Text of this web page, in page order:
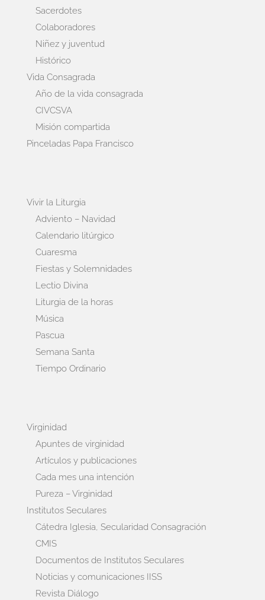
Sacerdotes
Colaboradores
Niñez y juventud
Histórico
Vida Consagrada
Año de la vida consagrada
CIVCSVA
Misión compartida
Pinceladas Papa Francisco
Vivir la Liturgia
Adviento – Navidad
Calendario litúrgico
Cuaresma
Fiestas y Solemnidades
Lectio Divina
Liturgia de la horas
Música
Pascua
Semana Santa
Tiempo Ordinario
Virginidad
Apuntes de virginidad
Artículos y publicaciones
Cada mes una intención
Pureza – Virginidad
Institutos Seculares
Cátedra Iglesia, Secularidad Consagración
CMIS
Documentos de Institutos Seculares
Noticias y comunicaciones IISS
Revista Diálogo